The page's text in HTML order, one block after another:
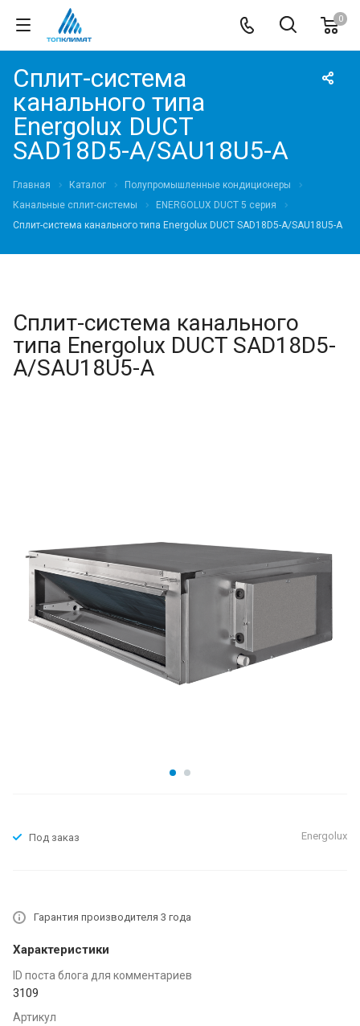
0
Сплит-система
канального типа
Energolux DUCT
SAD18D5-A/SAU18U5-A
Главная Каталог
Полупромышленные кондиционеры
Канальные сплит-системы
ENERGOLUX DUCT 5 серия
Сплит-система канального типа Energolux DUCT SAD18D5-A/SAU18U5-A
Сплит-система канального
типа Energolux DUCT SAD18D5-
A/SAU18U5-A
Под заказ Energolux
Гарантия производителя 3 года
Характеристики
ID поста блога для комментариев
3109
Артикул